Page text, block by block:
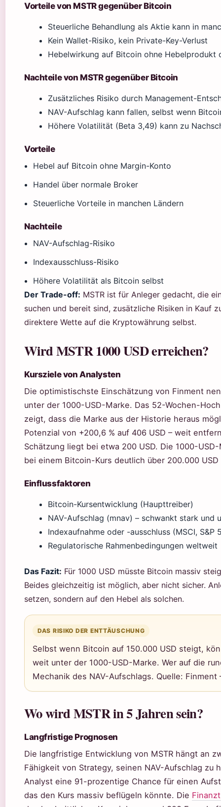
Vorteile von MSTR gegenüber Bitcoin
Steuerliche Behandlung als Aktie kann in
Kein Wallet-Risiko, kein Private-Key-Verlust
Hebelwirkung auf Bitcoin ohne Hebelprodukt
Nachteile von MSTR gegenüber Bitcoin
Zusätzliches Risiko durch Management-
NAV-Aufschlag kann fallen, selbst wenn
Höhere Volatilität (Beta 3,49) kann zu
Vorteile
Hebel auf Bitcoin ohne Margin-Konto
Handel über normale Broker
Steuerliche Vorteile in manchen Ländern
Nachteile
NAV-Aufschlag-Risiko
Indexausschluss-Risiko
Höhere Volatilität als Bitcoin selbst
Der Trade-off: MSTR ist für Anleger gedacht, die
suchen und bereit sind, zusätzliche Risiken in Kauf
direktere Wette auf die Kryptowährung selbst.
Wird MSTR 1000 USD erreichen?
Kursziele von Analysten
Die optimistischste Einschätzung von Finment
unter der 1000-USD-Marke. Das 52-Wochen-
zeigt, dass die Marke aus der Historie heraus
Potenzial von +200,6 % auf 406 USD – weit
Schätzung liegt bei etwa 200 USD. Die 1000-
bei einem Bitcoin-Kurs deutlich über 200.000
Einflussfaktoren
Bitcoin-Kursentwicklung (Haupttreiber)
NAV-Aufschlag (mnav) – schwankt stark und
Indexaufnahme oder -ausschluss (MSCI, S&P
Regulatorische Rahmenbedingungen weltweit
Das Fazit: Für 1000 USD müsste Bitcoin massiv
Beides gleichzeitig ist möglich, aber nicht sicher.
setzen, sondern auf den Hebel als solchen.
DAS RISIKO DER ENTTÄUSCHUNG
Selbst wenn Bitcoin auf 150.000 USD steigt,
weit unter der 1000-USD-Marke. Wer auf die
Mechanik des NAV-Aufschlags. Quelle:
Wo wird MSTR in 5 Jahren sein?
Langfristige Prognosen
Die langfristige Entwicklung von MSTR hängt an
Fähigkeit von Strategy, seinen NAV-Aufschlag zu
Analyst eine 91-prozentige Chance für einen
das den Kurs massiv beflügeln könnte. Die